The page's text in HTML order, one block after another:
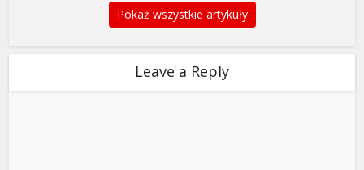
Pokaż wszystkie artykuły
Leave a Reply